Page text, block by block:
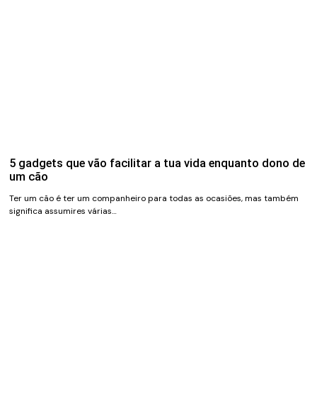
5 gadgets que vão facilitar a tua vida enquanto dono de
um cão
Ter um cão é ter um companheiro para todas as ocasiões, mas também
significa assumires várias…